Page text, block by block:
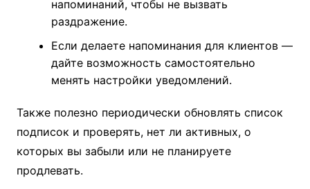
напоминаний, чтобы не вызвать
раздражение.
Если делаете напоминания для клиентов —
дайте возможность самостоятельно
менять настройки уведомлений.
Также полезно периодически обновлять список
подписок и проверять, нет ли активных, о
которых вы забыли или не планируете
продлевать.